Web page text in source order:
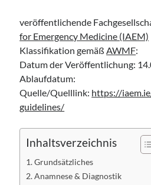
veröffentlichende
for Emergency Medicine (IAEM)
Klassifikation gemäßAWMF:
Datum der Veröffentlichung:
Ablaufdatum:
Quelle/Quelllink: https://
guidelines/
Inhaltsverzeichnis
Grundsätzliches
Anamnese & Diagnostik